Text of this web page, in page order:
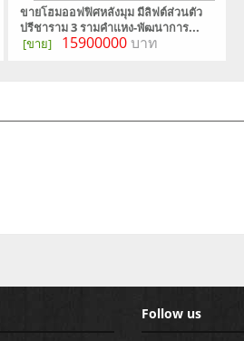
ขายโฮมออฟฟิศหลังมุม มีลิฟต์ส่วนตัว
ปรีชาราม 3 รามคำแหง-พัฒนาการ...
[ขาย] 15900000บาท
Follow us